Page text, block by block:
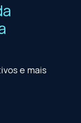
e mais